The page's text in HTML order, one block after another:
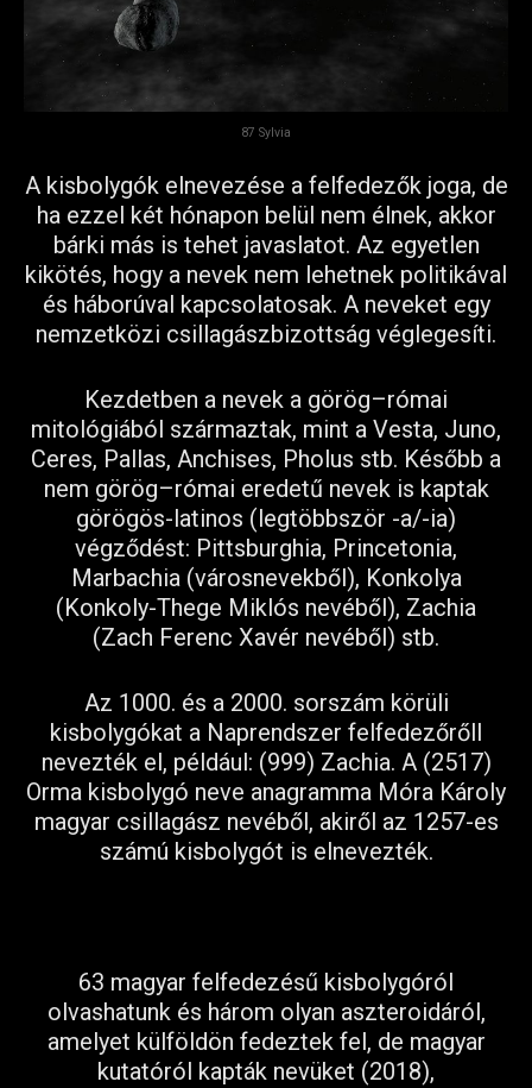
87 Sylvia
A kisbolygók elnevezése a felfedezők joga, de
ha ezzel két hónapon belül nem élnek, akkor
bárki más is tehet javaslatot. Az egyetlen
kikötés, hogy a nevek nem lehetnek politikával
és háborúval kapcsolatosak. A neveket egy
nemzetközi csillagászbizottság véglegesíti.
Kezdetben a nevek a görög–római
mitológiából származtak, mint a Vesta, Juno,
Ceres, Pallas, Anchises, Pholus stb. Később a
nem görög–római eredetű nevek is kaptak
görögös-latinos (legtöbbször -a/-ia)
végződést: Pittsburghia, Princetonia,
Marbachia (városnevekből), Konkolya
(Konkoly-Thege Miklós nevéből), Zachia
(Zach Ferenc Xavér nevéből) stb.
Az 1000. és a 2000. sorszám körüli
kisbolygókat a Naprendszer felfedezőrőll
nevezték el, például: (999) Zachia. A (2517)
Orma kisbolygó neve anagramma Móra Károly
magyar csillagász nevéből, akiről az 1257-es
számú kisbolygót is elnevezték.
63 magyar felfedezésű kisbolygóról
olvashatunk és három olyan aszteroidáról,
amelyet külföldön fedeztek fel, de magyar
kutatóról kapták nevüket (2018),